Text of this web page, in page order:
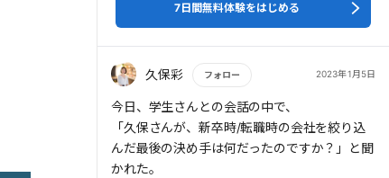
7日間無料体験をはじめる
久保彩 フォロー 2023年1月5日
もっと読む
今日、学生さんとの会話の中で、
「久保さんが、新卒時/転職時の会社を絞り込
んだ最後の決め手は何だったのですか？」と聞
かれた。